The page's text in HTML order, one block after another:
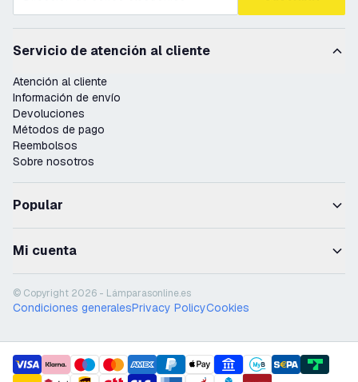
Servicio de atención al cliente
Atención al cliente
Información de envío
Devoluciones
Métodos de pago
Reembolsos
Sobre nosotros
Popular
Mi cuenta
© Copyright 2026 - Lámparasonline.es
Condiciones generalesPrivacy PolicyCookies
payment methods